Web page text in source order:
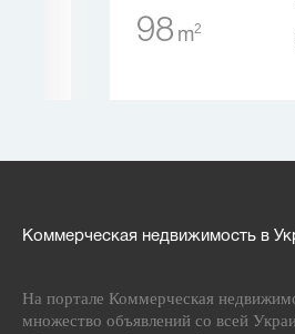
98 m2
Коммерческая недвижимость в
На портале Коммерческая
множество объявлений со всей